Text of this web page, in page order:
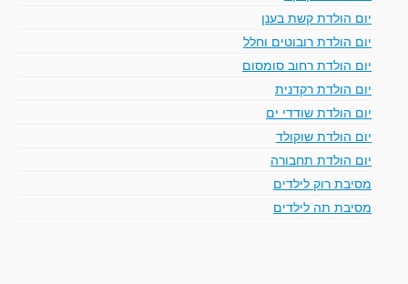
יום הולדת קשת בענן
יום הולדת רובוטים וחלל
יום הולדת רחוב סומסום
יום הולדת רקדנית
יום הולדת שודדי ים
יום הולדת שוקולד
יום הולדת תחבורה
מסיבת רוק לילדים
מסיבת תה לילדים